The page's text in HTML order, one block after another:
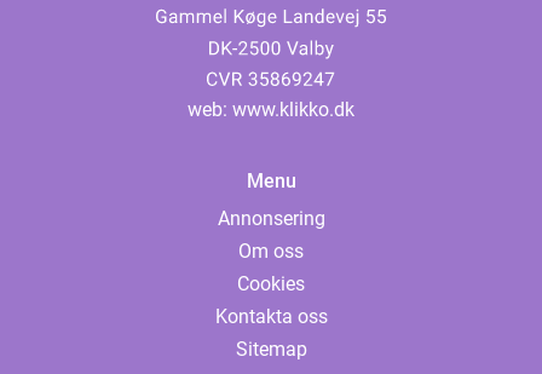
web: www.klikko.dk
Menu
Annonsering
Om oss
Cookies
Kontakta oss
Sitemap